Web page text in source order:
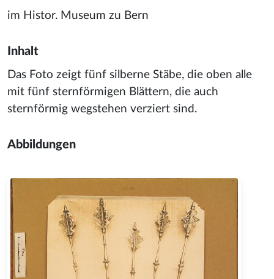
im Histor. Museum zu Bern
Inhalt
Das Foto zeigt fünf silberne Stäbe, die oben alle
mit fünf sternförmigen Blättern, die auch
sternförmig wegstehen verziert sind.
Abbildungen